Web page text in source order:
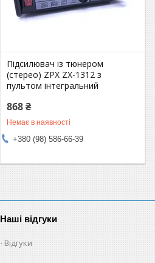
Підсилювач із тюнером
(стерео) ZPX ZX-1312 з
пультом інтегральний
868 ₴
Немає в наявності
+380 (98) 586-66-39
Наші відгуки
Відгуки